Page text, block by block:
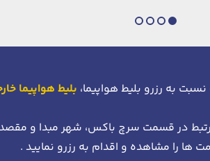
نسبت به رزرو بلیط هواپیما، بلیط هواپیما
در قسمت سرچ باکس، شهر مبدا و
ها را مشاهده و اقدام به رزرو نمایید .